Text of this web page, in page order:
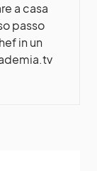
a casa
passo
in un